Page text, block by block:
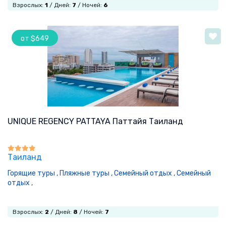
Взрослых: 1 / Дней: 7 / Ночей: 6
от $649
UNIQUE REGENCY PATTAYA Паттайя Таиланд
Таиланд
Горящие туры , Пляжные туры ,Семейный отдых ,Семейный
отдых ,
Взрослых: 2 / Дней: 8 / Ночей: 7